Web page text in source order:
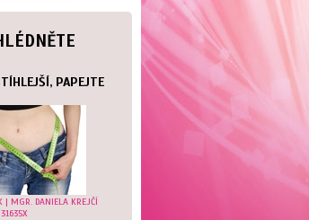
PAPEJTE
| MGR. DANIELA KREJČÍ